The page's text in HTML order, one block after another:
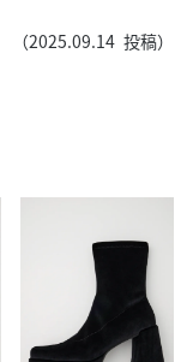
（2025.09.14 投稿）